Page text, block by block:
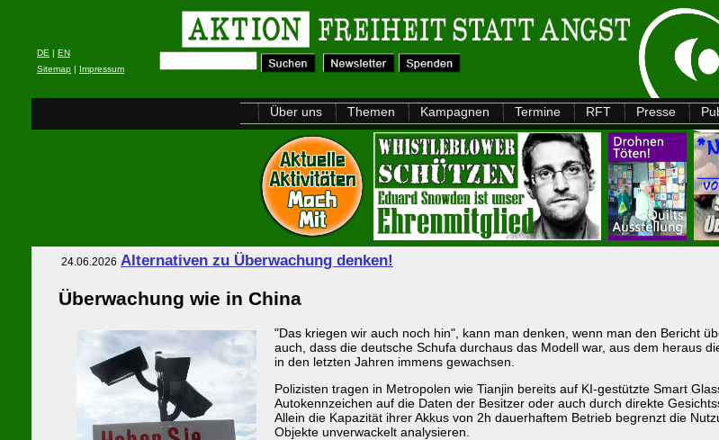
DE | EN
Sitemap | Impressum
Über uns Themen Kampagnen Termine RFT Presse
24.06.2026 Alternativen zu Überwachung denken!
Überwachung wie in China
"Das kriegen wir auch noch hin", kann man denken, wenn man den Bericht
auch, dass die deutsche Schufa durchaus das Modell war, aus dem heraus
in den letzten Jahren immens gewachsen.
Polizisten tragen in Metropolen wie Tianjin bereits auf KI-gestützte Smart
Autokennzeichen auf die Daten der Besitzer oder auch durch direkte
Allein die Kapazität ihrer Akkus von 2h dauerhaftem Betrieb begrenzt die
Objekte unverwackelt analysieren.